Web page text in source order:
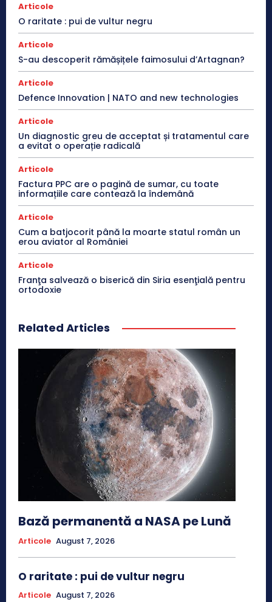
Articole
O raritate : pui de vultur negru
Articole
S-au descoperit rămășițele faimosului d’Artagnan?
Articole
Defence Innovation | NATO and new technologies
Articole
Un diagnostic greu de acceptat și tratamentul care
a evitat o operație radicală
Articole
Factura PPC are o pagină de sumar, cu toate
informațiile care contează la îndemână
Articole
Cum a batjocorit până la moarte statul român un
erou aviator al României
Articole
Franţa salvează o biserică din Siria esenţială pentru
ortodoxie
Related Articles
Bază permanentă a NASA pe Lună
Articole August 7, 2026
O raritate : pui de vultur negru
Articole August 7, 2026